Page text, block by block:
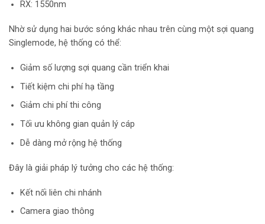
RX: 1550nm
Nhờ sử dụng hai bước sóng khác nhau trên cùng một sợi quang
Singlemode, hệ thống có thể:
Giảm số lượng sợi quang cần triển khai
Tiết kiệm chi phí hạ tầng
Giảm chi phí thi công
Tối ưu không gian quản lý cáp
Dễ dàng mở rộng hệ thống
Đây là giải pháp lý tưởng cho các hệ thống:
Kết nối liên chi nhánh
Camera giao thông